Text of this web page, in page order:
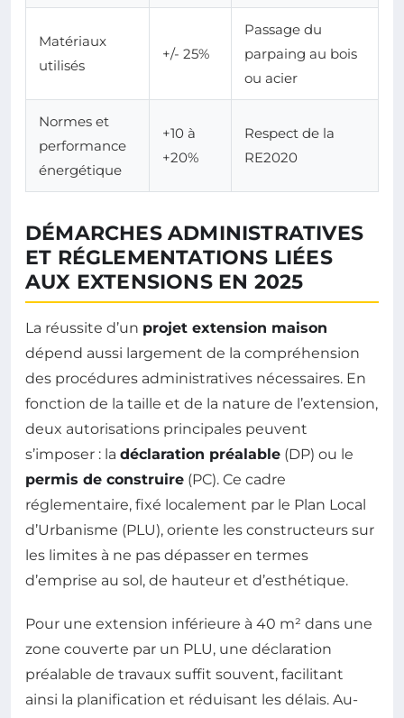
Matériaux
utilisés
+/- 25%
Passage du
parpaing au bois
ou acier
Normes et
performance
énergétique
+10 à
+20%
Respect de la
RE2020
DÉMARCHES ADMINISTRATIVES
ET RÉGLEMENTATIONS LIÉES
AUX EXTENSIONS EN 2025
La réussite d’un projet extension maison
dépend aussi largement de la compréhension
des procédures administratives nécessaires. En
fonction de la taille et de la nature de l’extension,
deux autorisations principales peuvent
s’imposer : la déclaration préalable (DP) ou le
permis de construire (PC). Ce cadre
réglementaire, fixé localement par le Plan Local
d’Urbanisme (PLU), oriente les constructeurs sur
les limites à ne pas dépasser en termes
d’emprise au sol, de hauteur et d’esthétique.
Pour une extension inférieure à 40 m² dans une
zone couverte par un PLU, une déclaration
préalable de travaux suffit souvent, facilitant
ainsi la planification et réduisant les délais. Au-